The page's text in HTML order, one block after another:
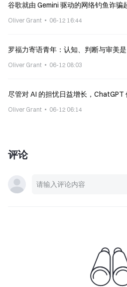
谷歌就由 Gemini 驱动的网络钓鱼诈骗
Oliver Grant 06-12 16:44
罗福力寄语青年：认知、判断与审美
Oliver Grant 06-12 08:03
尽管对 AI 的担忧日益增长，ChatGPT
Oliver Grant 06-12 06:14
评论